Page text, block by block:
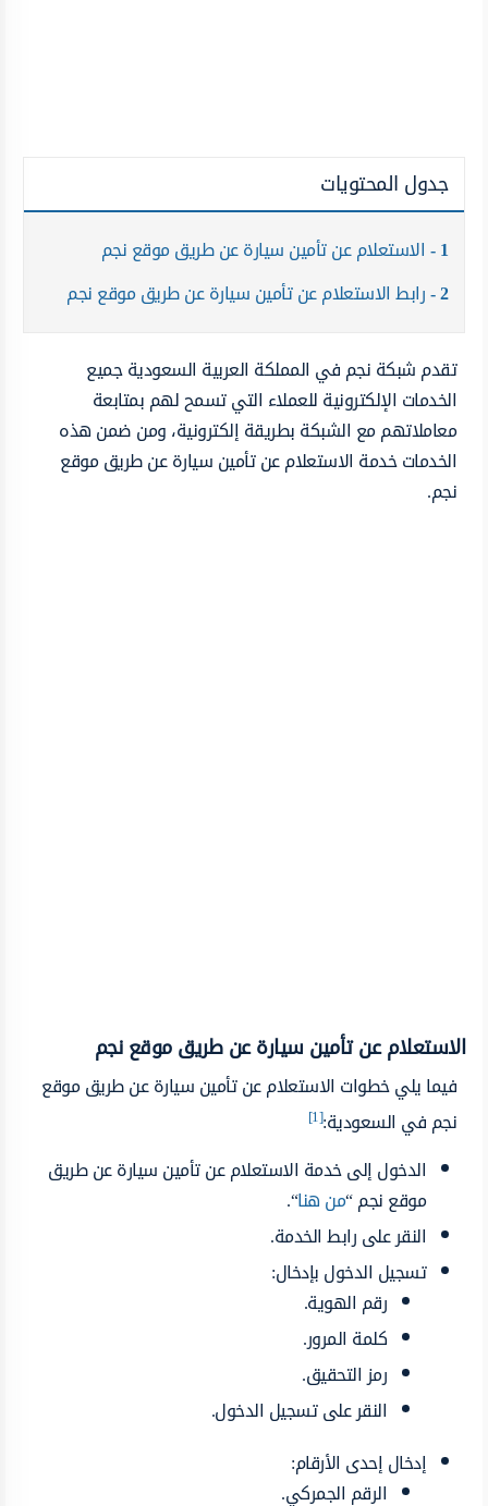
جدول المحتويات
1 الاستعلام عن تأمين سيارة عن طريق موقع نجم
2 رابط الاستعلام عن تأمين سيارة عن طريق موقع نجم
تقدم شبكة نجم في المملكة العربية السعودية جميع
الخدمات الإلكترونية للعملاء التي تسمح لهم بمتابعة
معاملاتهم مع الشبكة بطريقة إلكترونية، ومن ضمن هذه
الخدمات خدمة الاستعلام عن تأمين سيارة عن طريق موقع
نجم.
الاستعلام عن تأمين سيارة عن طريق موقع نجم
فيما يلي خطوات الاستعلام عن تأمين سيارة عن طريق موقع
نجم في السعودية:[1]
الدخول إلى خدمة الاستعلام عن تأمين سيارة عن طريق
موقع نجم “من هنا“.
النقر على رابط الخدمة.
تسجيل الدخول بإدخال:
رقم الهوية.
كلمة المرور.
رمز التحقيق.
النقر على تسجيل الدخول.
إدخال إحدى الأرقام:
الرقم الجمركي.